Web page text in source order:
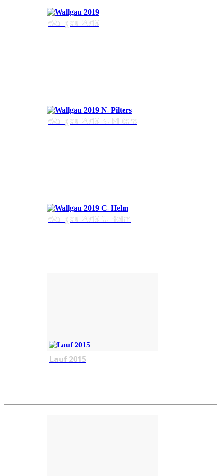
Wallgau 2019
Wallgau 2019 N. Pilters
Wallgau 2019 C. Helm
Lauf 2015